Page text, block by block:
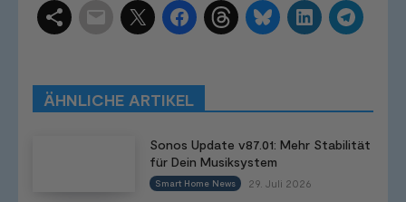
ÄHNLICHE ARTIKEL
Sonos Update v87.01: Mehr Stabilität
für Dein Musiksystem
Smart Home News 29. Juli 2026